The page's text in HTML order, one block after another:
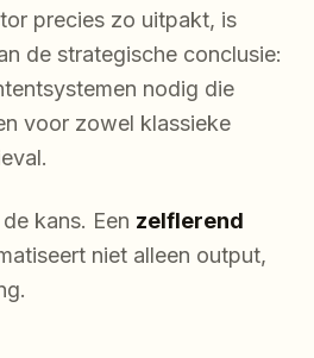
precies zo uitpakt, is
de strategische conclusie:
nodig die
voor zowel klassieke
kans. Een zelflerend
niet alleen output,